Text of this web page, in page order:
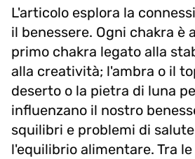
L'articolo esplora la
il benessere. Ogni chakra è
primo chakra legato alla
alla creatività; l'ambra o il
deserto o la pietra di luna
influenzano il nostro
squilibri e problemi di
l'equilibrio alimentare. Tra